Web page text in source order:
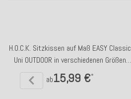
H.O.C.K. Sitzkissen auf Maß EASY Classic
Uni OUTDOOR in verschiedenen Größen
und Farben
ab15,99 €*